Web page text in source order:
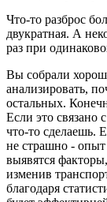
Что-то разброс
двукратная. А
раз при
Вы собрали
анализировать,
остальных.
Если это связано
что-то сделаешь.
не страшно -
выявятся
изменив
благодаря